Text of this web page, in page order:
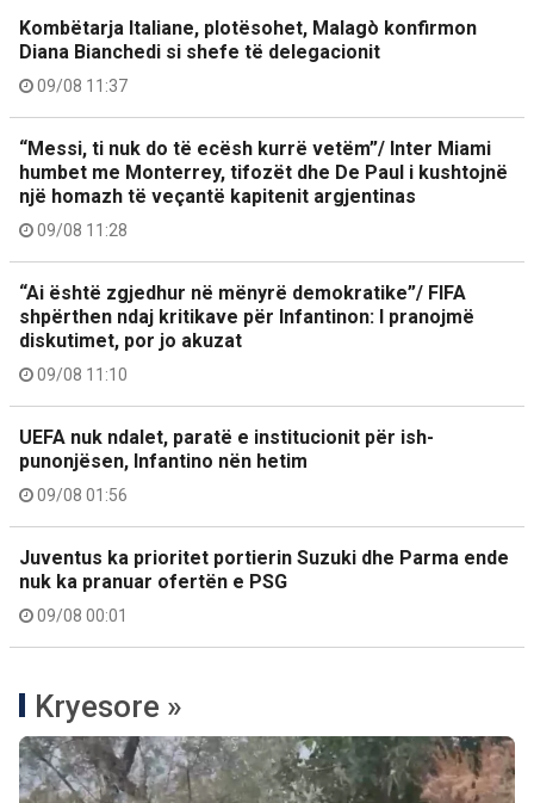
Kombëtarja Italiane, plotësohet, Malagò konfirmon
Diana Bianchedi si shefe të delegacionit
09/08 11:37
“Messi, ti nuk do të ecësh kurrë vetëm”/ Inter Miami
humbet me Monterrey, tifozët dhe De Paul i kushtojnë
një homazh të veçantë kapitenit argjentinas
09/08 11:28
“Ai është zgjedhur në mënyrë demokratike”/ FIFA
shpërthen ndaj kritikave për Infantinon: I pranojmë
diskutimet, por jo akuzat
09/08 11:10
UEFA nuk ndalet, paratë e institucionit për ish-
punonjësen, Infantino nën hetim
09/08 01:56
Juventus ka prioritet portierin Suzuki dhe Parma ende
nuk ka pranuar ofertën e PSG
09/08 00:01
Kryesore »